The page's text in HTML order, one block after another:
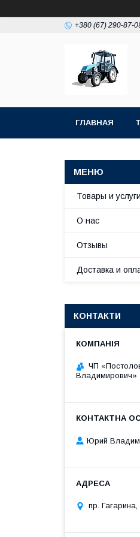
+380 (67) 290-87-
ГЛАВНАЯ
Товары и услуги
О нас
Отзывы
Доставка и
КОНТАКТИ
ЧП
Владимирович»
Юрий
пр. Гагарина,